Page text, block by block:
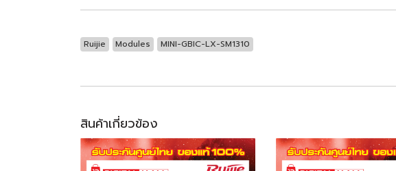
Ruijie Modules MINI-GBIC-LX-SM1310
สินค้าเกี่ยวข้อง